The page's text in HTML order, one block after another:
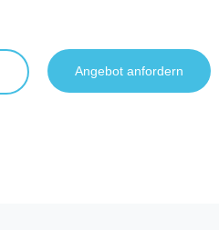
Angebot anfordern